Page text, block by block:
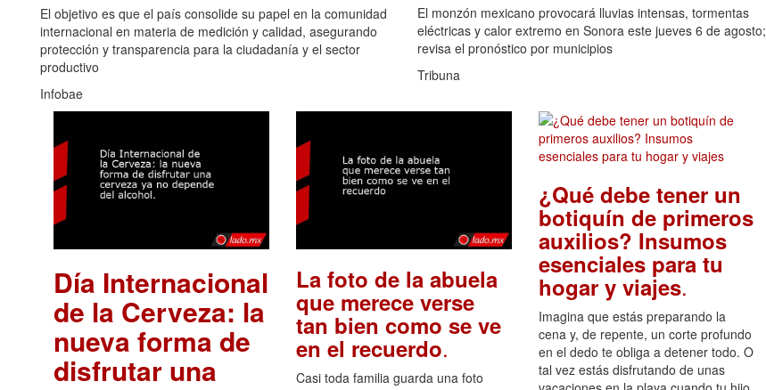
El objetivo es que el país consolide su papel en la comunidad
internacional en materia de medición y calidad, asegurando
protección y transparencia para la ciudadanía y el sector
productivo
Infobae
El monzón mexicano provocará lluvias intensas, tormentas
eléctricas y calor extremo en Sonora este jueves 6 de agosto;
revisa el pronóstico por municipios
Tribuna
Día Internacional
de la Cerveza: la
nueva forma de
disfrutar una
La foto de la abuela
que merece verse
tan bien como se ve
en el recuerdo.
Casi toda familia guarda una foto
¿Qué debe tener un
botiquín de primeros
auxilios? Insumos
esenciales para tu
hogar y viajes.
Imagina que estás preparando la
cena y, de repente, un corte profundo
en el dedo te obliga a detener todo. O
tal vez estás disfrutando de unas